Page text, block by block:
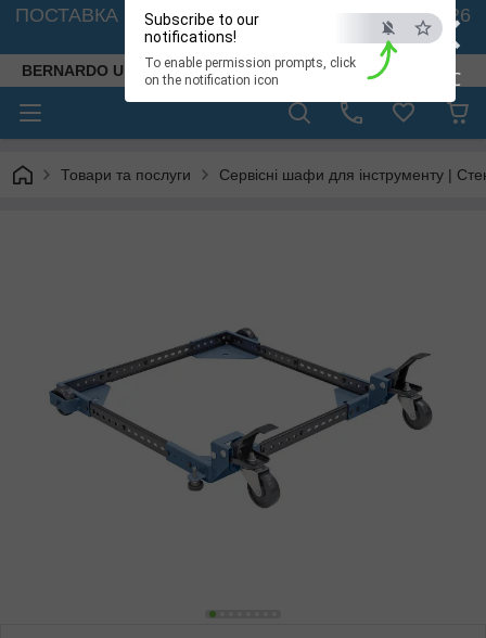
×
ESC
Subscribe to our
notifications!
To enable permission prompts, click
on the notification icon
ПОСТАВКА ВЕРСТАТІВ З АВСТРІЇ - 🚛 26.08. 2026
🚛
BERNARDO UKRAINE
Товари та послуги Сервісні шафи для інструменту |